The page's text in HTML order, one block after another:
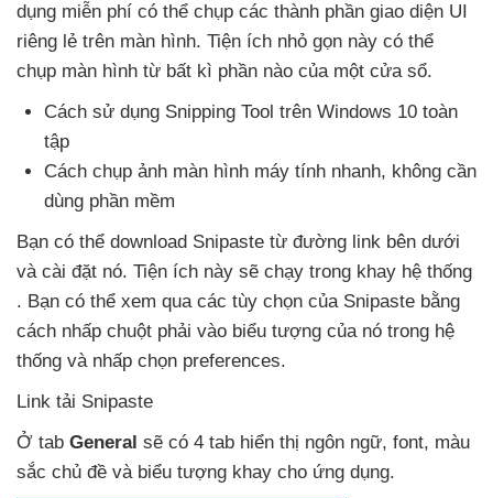
dụng miễn phí có thể chụp các thành phần giao diện UI
riêng lẻ trên màn hình. Tiện ích nhỏ gọn này có thể
chụp màn hình từ bất kì phần nào của một cửa sổ.
Cách sử dụng Snipping Tool trên Windows 10 toàn
tập
Cách chụp ảnh màn hình máy tính nhanh, không cần
dùng phần mềm
Bạn có thể download Snipaste từ đường link bên dưới
và cài đặt nó. Tiện ích này sẽ chạy trong khay hệ thống
. Bạn có thể xem qua các tùy chọn của Snipaste bằng
cách nhấp chuột phải vào biểu tượng của nó trong hệ
thống và nhấp chọn preferences.
Link tải Snipaste
Ở tab General sẽ có 4 tab hiển thị ngôn ngữ, font, màu
sắc chủ đề và biểu tượng khay cho ứng dụng.